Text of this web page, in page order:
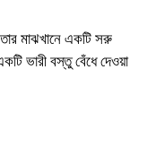
মাঝখানে একটি সরু
ভারী বস্তু বেঁধে দেওয়া